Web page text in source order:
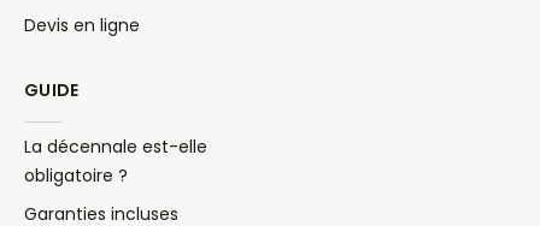
Devis en ligne
GUIDE
La décennale est-elle
obligatoire ?
Garanties incluses